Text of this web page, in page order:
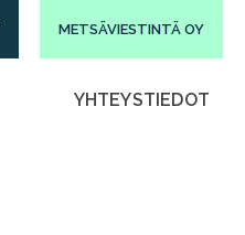
METSÄVIESTINTÄ OY
YHTEYSTIEDOT